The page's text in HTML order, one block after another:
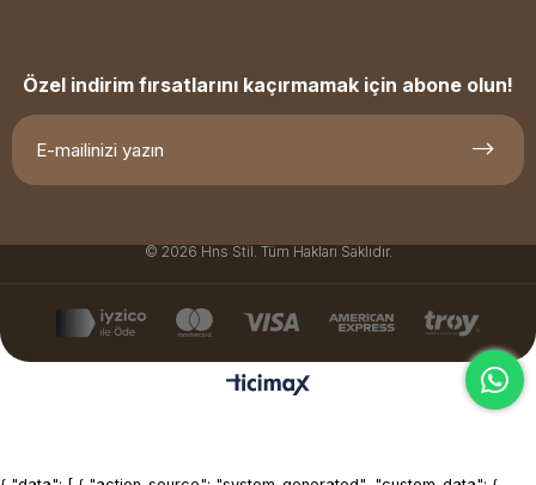
Özel indirim fırsatlarını kaçırmamak için abone olun!
© 2026 Hns Stil. Tüm Hakları Saklıdır.